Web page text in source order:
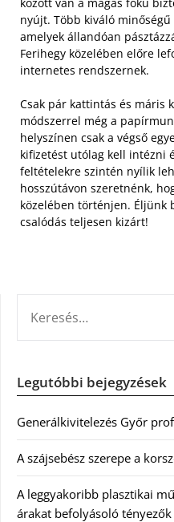
nyújt. Több kiváló
amelyek állandóan
Ferihegy közelében előre
internetes rendszernek.
Csak pár kattintás és máris
módszerrel még a
helyszínen csak a végső
kifizetést utólag kell intézni
feltételekre szintén nyílik
hosszútávon szeretnénk,
közelében történjen. Éljünk
csalódás teljesen kizárt!
Legutóbbi bejegyzések
Generálkivitelezés Győr
A szájsebész szerepe a
A leggyakoribb plasztikai
árakat befolyásoló tényezők